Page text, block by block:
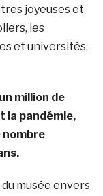
joyeuses et
les
et universités,
million de
la pandémie,
nombre
musée envers